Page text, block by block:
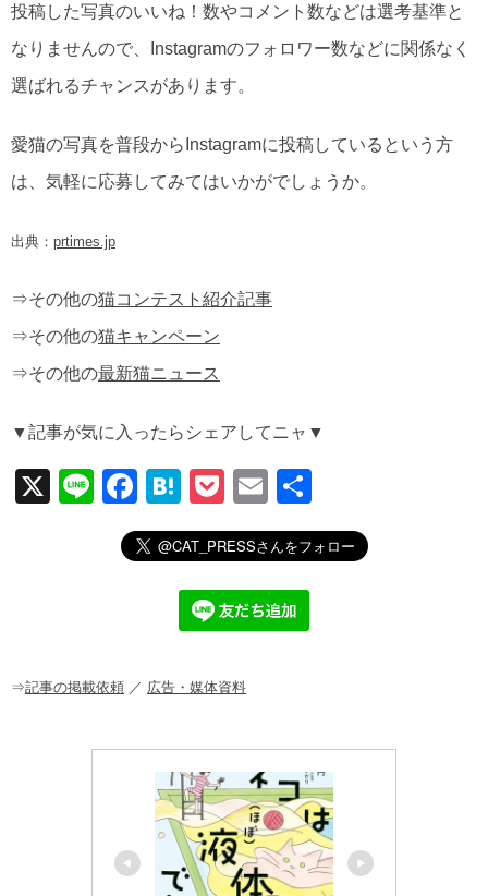
投稿した写真のいいね！数やコメント数などは選考基準と
なりませんので、Instagramのフォロワー数などに関係なく
選ばれるチャンスがあります。
愛猫の写真を普段からInstagramに投稿しているという方
は、気軽に応募してみてはいかがでしょうか。
出典： prtimes.jp
⇒その他の猫コンテスト紹介記事
⇒その他の猫キャンペーン
⇒その他の最新猫ニュース
▼記事が気に入ったらシェアしてニャ▼
X
Li
F
a
c
o
H
at
e
n
a
P
o
ck
et
E
m
ail
有
⇒記事の掲載依頼 ／ 広告・媒体資料